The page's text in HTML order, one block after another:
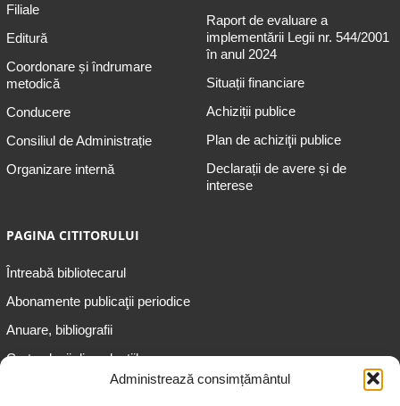
Administrează consimțământul
Filiale
Editură
Coordonare și îndrumare
metodică
Conducere
Consiliul de Administrație
Organizare internă
Raport de evaluare a
implementării Legii nr. 544/2001
în anul 2024
Situații financiare
Achiziții publice
Plan de achiziţii publice
Declarații de avere și de
interese
PAGINA CITITORULUI
Întreabă bibliotecarul
Abonamente publicaţii periodice
Anuare, bibliografii
Cartea lunii din colecțiile